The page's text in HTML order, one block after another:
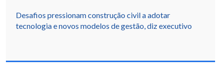
Desafios pressionam construção civil a adotar
tecnologia e novos modelos de gestão, diz executivo